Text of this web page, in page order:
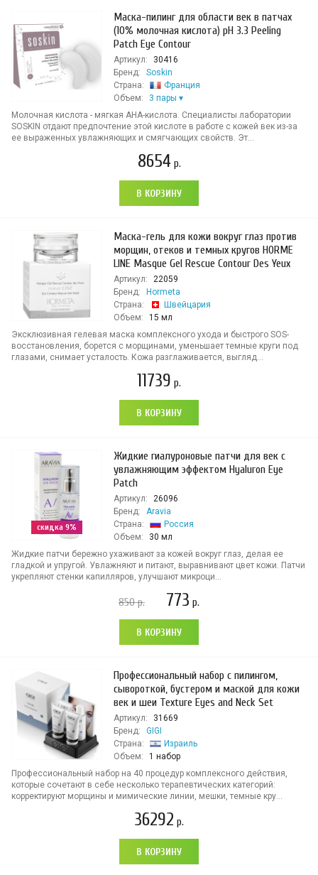
Маска-пилинг для области век в патчах
(10% молочная кислота) pH 3.3 Peeling
Patch Eye Contour
Артикул:
30416
Бренд:
Soskin
Страна:
Франция
Объем:
3 пары
Молочная кислота - мягкая AHA-кислота. Специалисты лаборатории
SOSKIN отдают предпочтение этой кислоте в работе с кожей век из-за
ее выраженных увлажняющих и смягчающих свойств. Эт...
8654 р.
В КОРЗИНУ
Маска-гель для кожи вокруг глаз против
морщин, отеков и темных кругов HORME
LINE Masque Gel Rescue Contour Des Yeux
Артикул:
22059
Бренд:
Hormeta
Страна:
Швейцария
Объем:
15 мл
Эксклюзивная гелевая маска комплексного ухода и быстрого SOS-
восстановления, борется с морщинами, уменьшает темные круги под
глазами, снимает усталость. Кожа разглаживается, выгляд...
11739 р.
В КОРЗИНУ
скидка 9%
Жидкие гиалуроновые патчи для век с
увлажняющим эффектом Hyaluron Eye
Patch
Артикул:
26096
Бренд:
Aravia
Страна:
Россия
Объем:
30 мл
Жидкие патчи бережно ухаживают за кожей вокруг глаз, делая ее
гладкой и упругой. Увлажняют и питают, выравнивают цвет кожи. Патчи
укрепляют стенки капилляров, улучшают микроци...
850р. 773 р.
В КОРЗИНУ
Профессиональный набор с пилингом,
сывороткой, бустером и маской для кожи
век и шеи Texture Eyes and Neck Set
Артикул:
31669
Бренд:
GIGI
Страна:
Израиль
Объем:
1 набор
Профессиональный набор на 40 процедур комплексного действия,
которые сочетают в себе несколько терапевтических категорий:
корректируют морщины и мимические линии, мешки, темные кру...
36292 р.
В КОРЗИНУ